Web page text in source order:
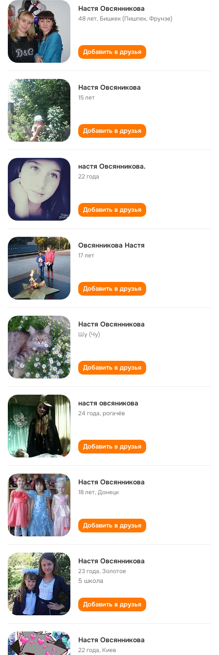
Настя Овсянникова
48 лет, Бишкек (Пишпек, Фрунзе)
Добавить в друзья
Настя Овсяникова
15 лет
Добавить в друзья
настя Овсянникова.
22 года
Добавить в друзья
Овсянникова Настя
17 лет
Добавить в друзья
Настя Овсянникова
Шу (Чу)
Добавить в друзья
настя овсяникова
24 года,рогачёв
Добавить в друзья
Настя Овсянникова
18 лет,Донецк
Добавить в друзья
Настя Овсянникова
23 года,Золотое
5 школа
Добавить в друзья
Настя Овсянникова
22 года, Киев